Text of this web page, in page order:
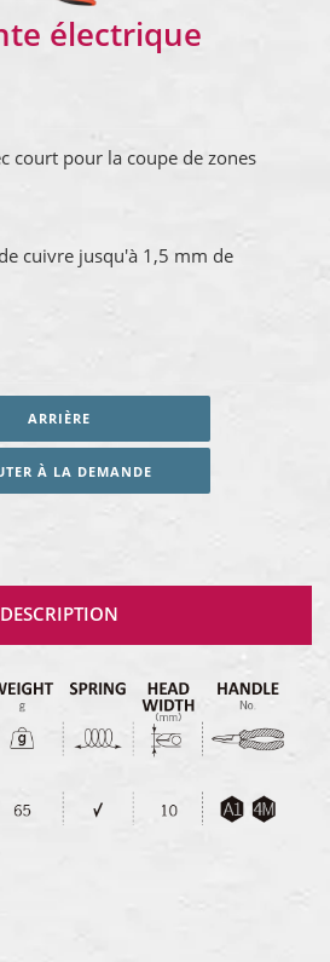
électrique
court pour la coupe de zones
cuivre jusqu'à 1,5 mm de
ARRIÈRE
À LA DEMANDE
DESCRIPTION